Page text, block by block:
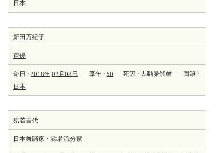
日本
新田万紀子
声優
命日 : 2018年 02月08日 享年 : 50 死因 : 大動脈解離
国籍 :
日本
猿若吉代
日本舞踊家・猿若流分家